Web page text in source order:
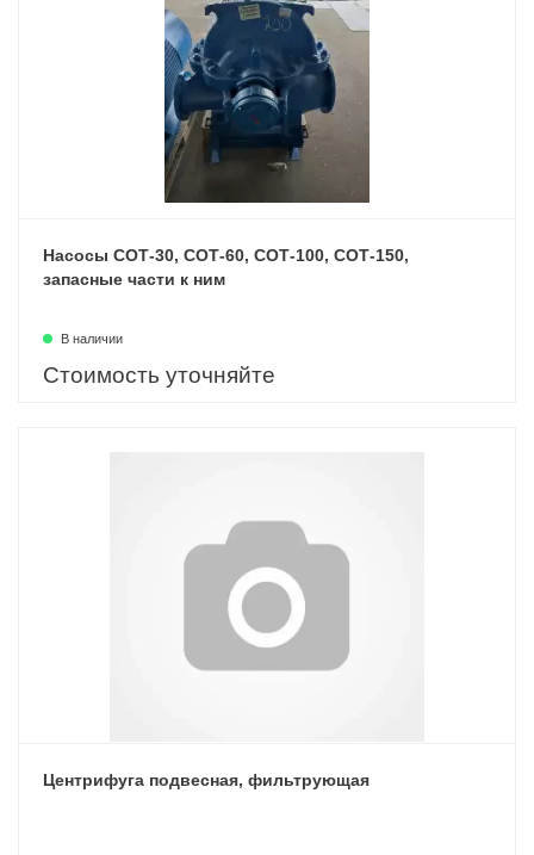
Насосы СОТ-30, СОТ-60, СОТ-100, СОТ-150,
запасные части к ним
В наличии
Стоимость уточняйте
Центрифуга подвесная, фильтрующая